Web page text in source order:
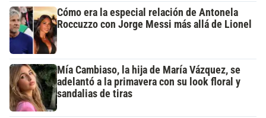
Cómo era la especial relación de Antonela
Roccuzzo con Jorge Messi más allá de Lionel
Mía Cambiaso, la hija de María Vázquez, se
adelantó a la primavera con su look floral y
sandalias de tiras